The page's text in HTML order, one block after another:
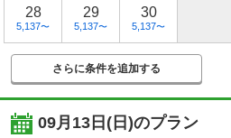
28
5,137〜
29
5,137〜
30
5,137〜
さらに条件を追加する
09月13日(日)のプラン